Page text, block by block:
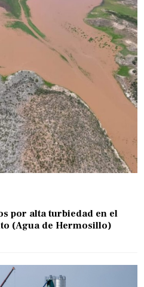
por alta turbiedad en el
(Agua de Hermosillo)